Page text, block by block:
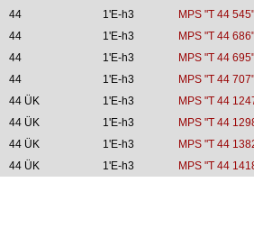
44 1'E-h3
MPS "T 44 545"
44 1'E-h3
MPS "T 44 686"
44 1'E-h3
MPS "T 44 695"
44 1'E-h3
MPS "T 44 707"
44 ÜK 1'E-h3
MPS "T 44
44 ÜK 1'E-h3
MPS "T 44
44 ÜK 1'E-h3
MPS "T 44
44 ÜK 1'E-h3 MPS "T 44